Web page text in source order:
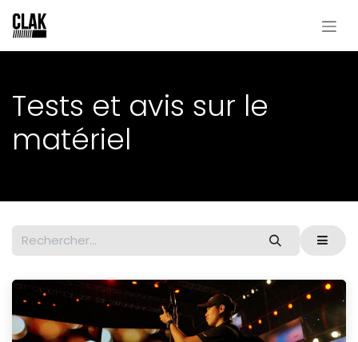
Tests et avis sur le
matériel